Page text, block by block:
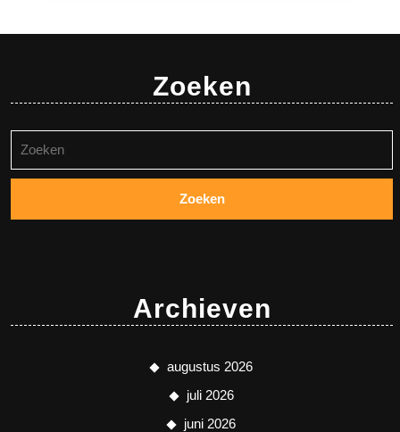
Zoeken
naar:
Archieven
augustus 2026
juli 2026
juni 2026